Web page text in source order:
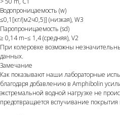
Водопроницаемость (w)
≤0,1[кг/(м2ч0,5)] (низкая), W3
Паропроницаемость (sd)
≥ 0,14 m–≤ 1,4 (средняя), V2
При колеровке возможны
данных.
Замечание
Как показывают наши лабораторные
благодаря добавлению в Amphibolin
экстремальной водной нагрузке не
предотвращается вспучивание покрытия